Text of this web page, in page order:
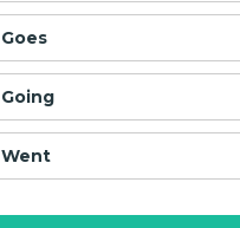
Goes
Going
Went